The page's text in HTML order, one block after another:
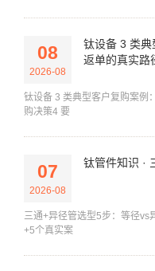
08
2026-08
钛设备 3 类典
返单的真实路
钛设备 3 类典型客户复购案例
购决策4 要
07
2026-08
钛管件知识 ·
三通+异径管选型5步：等径vs
+5个真实案